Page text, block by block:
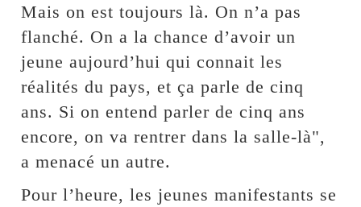
Mais on est toujours là. On n’a pas
flanché. On a la chance d’avoir un
jeune aujourd’hui qui connait les
réalités du pays, et ça parle de cinq
ans. Si on entend parler de cinq ans
encore, on va rentrer dans la salle-là",
a menacé un autre.
Pour l’heure, les jeunes manifestants se